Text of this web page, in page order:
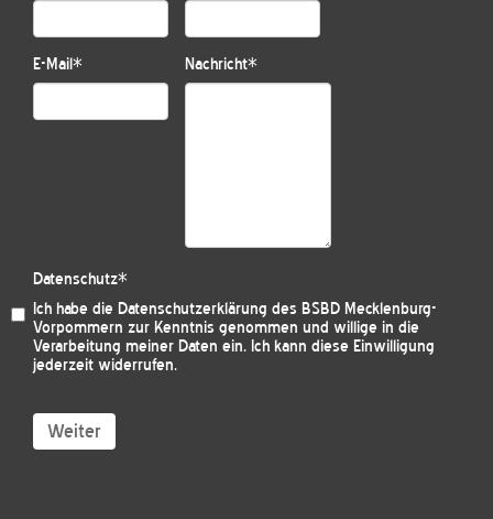
E-Mail* Nachricht*
Datenschutz*
Ich habe die Datenschutzerklärung des BSBD Mecklenburg-
Vorpommern zur Kenntnis genommen und willige in die
Verarbeitung meiner Daten ein. Ich kann diese Einwilligung
jederzeit widerrufen.
Weiter